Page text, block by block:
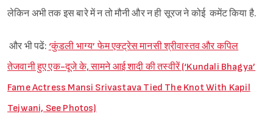
लेकिन अभी तक इस बारे में न तो मौनी और न ही सूरज ने कोई कमेंट किया है.
और भी पढें: ‘कुंडली भाग्य’ फेम एक्ट्रेस मानसी श्रीवास्तव और कपिल
तेजवानी हुए एक-दूजे के, सामने आई शादी की तस्वीरें (‘Kundali Bhagya’
Fame Actress Mansi Srivastava Tied The Knot With Kapil
Tejwani, See Photos)